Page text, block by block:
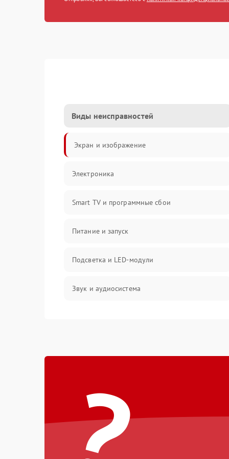
Виды неисправностей
Экран и изображение
Электроника
Smart TV и программные сбои
Питание и запуск
Подсветка и LED-модули
Звук и аудиосистема
Программное обеспечение
Корпус и механика